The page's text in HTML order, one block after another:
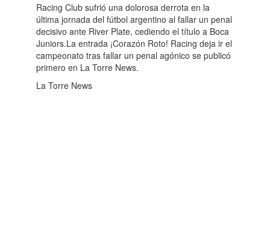
Racing Club sufrió una dolorosa derrota en la
última jornada del fútbol argentino al fallar un penal
decisivo ante River Plate, cediendo el título a Boca
Juniors.La entrada ¡Corazón Roto! Racing deja ir el
campeonato tras fallar un penal agónico se publicó
primero en La Torre News.
La Torre News